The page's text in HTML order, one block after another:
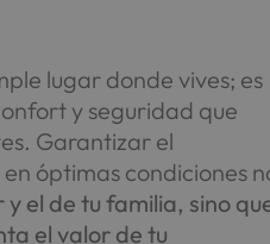
lugar donde vives; es
y seguridad que
Garantizar el
en óptimas condiciones
el de tu familia, sino
el valor de tu